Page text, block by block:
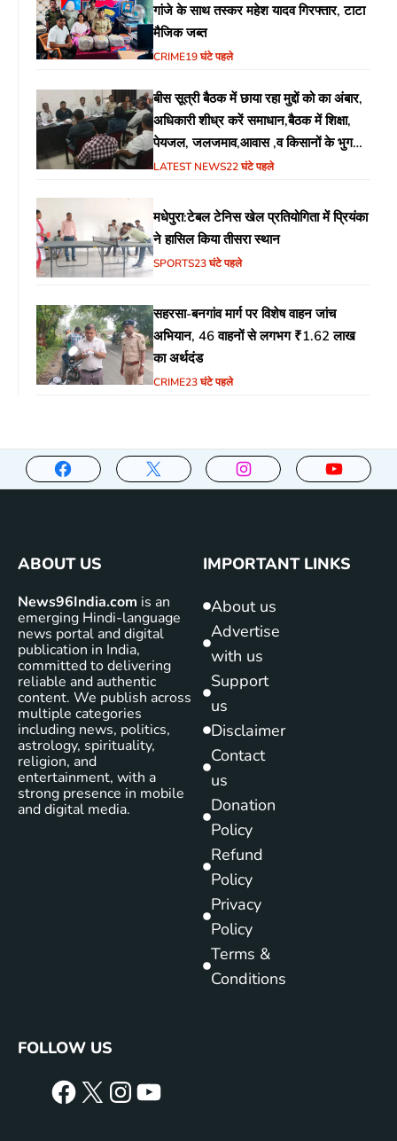
गांजे के साथ तस्कर महेश यादव गिरफ्तार, टाटा
मैजिक जब्त
CRIME19 घंटे पहले
बीस सूत्री बैठक में छाया रहा मुद्दों को का अंबार,
अधिकारी शीध्र करें समाधान,बैठक में शिक्षा,
पेयजल, जलजमाव,आवास ,व किसानों के भुगतान
का उठा मुद्दा
LATEST NEWS22 घंटे पहले
मधेपुरा:टेबल टेनिस खेल प्रतियोगिता में प्रियंका
ने हासिल किया तीसरा स्थान
SPORTS23 घंटे पहले
सहरसा-बनगांव मार्ग पर विशेष वाहन जांच
अभियान, 46 वाहनों से लगभग ₹1.62 लाख
का अर्थदंड
CRIME23 घंटे पहले
ABOUT US
News96India.com is an
emerging Hindi-language
news portal and digital
publication in India,
committed to delivering
reliable and authentic
content. We publish across
multiple categories
including news, politics,
astrology, spirituality,
religion, and
entertainment, with a
strong presence in mobile
and digital media.
IMPORTANT LINKS
About us
Advertise
with us
Support
us
Disclaimer
Contact
us
Donation
Policy
Refund
Policy
Privacy
Policy
Terms &
Conditions
FOLLOW US